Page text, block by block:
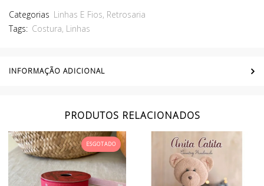
Categorias Linhas E Fios, Retrosaria
Tags: Costura, Linhas
INFORMAÇÃO ADICIONAL
PRODUTOS RELACIONADOS
ESGOTADO